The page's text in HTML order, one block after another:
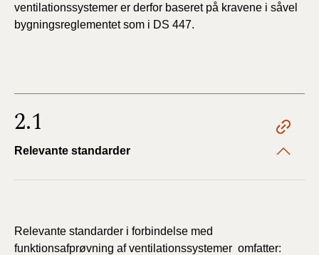
ventilationssystemer er derfor baseret på kravene i såvel
bygningsreglementet som i DS 447.
2.1
Relevante standarder
Relevante standarder i forbindelse med
funktionsafprøvning af ventilationssystemer omfatter: